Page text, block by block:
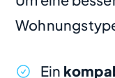
Ein